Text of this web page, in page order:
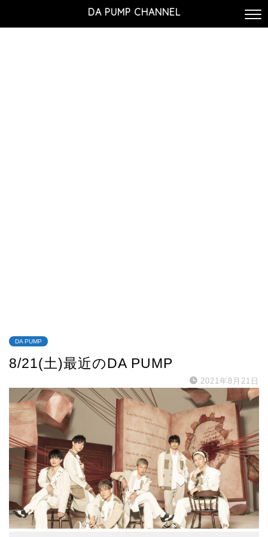
DA PUMP CHANNEL
DA PUMP
8/21(土)最近のDA PUMP
2021年8月21日